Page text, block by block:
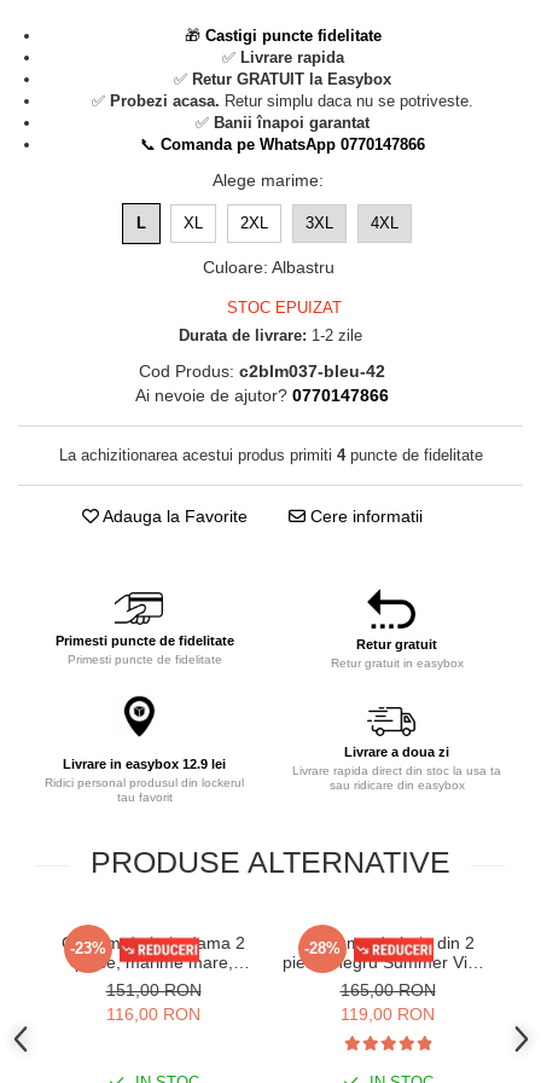
🎁 Castigi puncte fidelitate
✅ Livrare rapida
✅ Retur GRATUIT la Easybox
✅ Probezi acasa. Retur simplu daca nu se potriveste.
✅ Banii înapoi garantat
📞 Comanda pe WhatsApp 0770147866
Alege marime:
L XL 2XL 3XL 4XL
Culoare: Albastru
STOC EPUIZAT
Durata de livrare: 1-2 zile
Cod Produs: c2blm037-bleu-42
Ai nevoie de ajutor? 0770147866
La achizitionarea acestui produs primiti 4puncte de fidelitate
Adauga la Favorite Cere informatii
Primesti puncte de fidelitate
Primesti puncte de fidelitate
Retur gratuit
Retur gratuit in easybox
Livrare in easybox 12.9 lei
Ridici personal produsul din lockerul
tau favorit
Livrare a doua zi
Livrare rapida direct din stoc la usa ta
sau ridicare din easybox
PRODUSE ALTERNATIVE
-23%
Costum de baie dama 2
piese, marime mare,
negru/maro Aliss
151,00 RON
116,00 RON
-28%
Costume de baie din 2
piese, negru Summer Viber
y9122
165,00 RON
119,00 RON